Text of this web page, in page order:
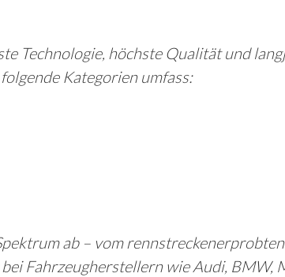
Technologie, höchste Qualität und
Kategorien umfass:
ab – vom
Fahrzeugherstellern wie Audi, BMW,